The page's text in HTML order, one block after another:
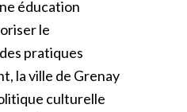
éducation
le
pratiques
la ville de Grenay
culturelle